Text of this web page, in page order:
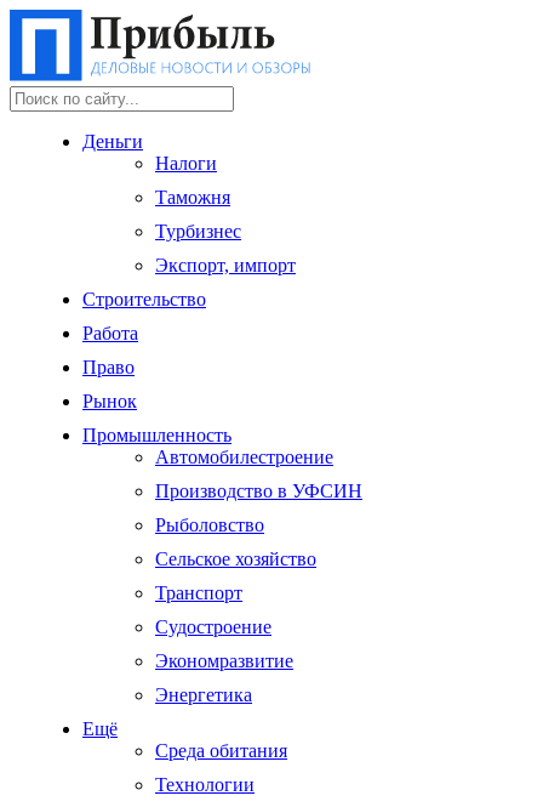
Деньги
Налоги
Таможня
Турбизнес
Экспорт, импорт
Строительство
Работа
Право
Рынок
Промышленность
Автомобилестроение
Производство в УФСИН
Рыболовство
Сельское хозяйство
Транспорт
Судостроение
Экономразвитие
Энергетика
Ещё
Среда обитания
Технологии